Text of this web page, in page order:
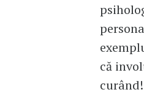
că